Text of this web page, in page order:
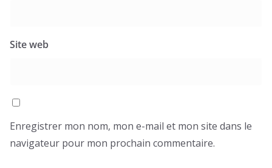
Site web
Enregistrer mon nom, mon e-mail et mon site dans le
navigateur pour mon prochain commentaire.